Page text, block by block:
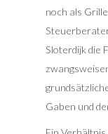
noch als
Sloterdijk die
Gaben und